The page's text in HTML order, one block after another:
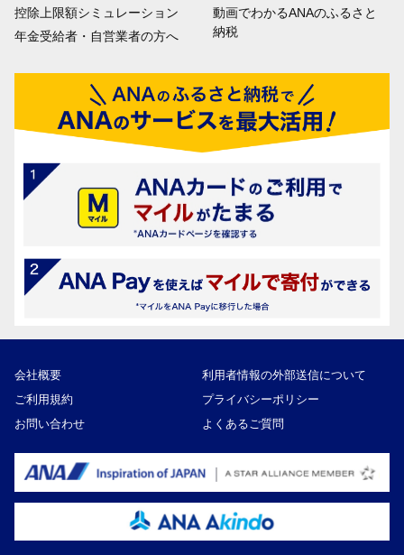
控除上限額シミュレーション
年金受給者・自営業者の方へ
動画でわかるANAのふるさと
納税
会社概要
利用者情報の外部送信について
ご利用規約
プライバシーポリシー
お問い合わせ
よくあるご質問